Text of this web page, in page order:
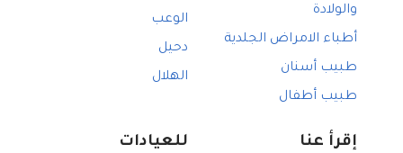
والولادة
أطباء الامراض الجلدية
طبيب أسنان
طبيب أطفال
الوعب
دحيل
الهلال
إقرأ عنا للعيادات